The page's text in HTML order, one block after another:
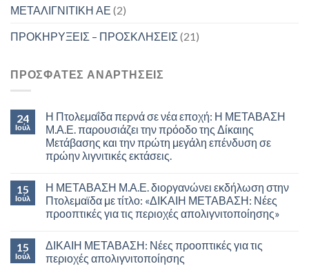
ΜΕΤΑΛΙΓΝΙΤΙΚΗ ΑΕ (2)
ΠΡΟΚΗΡΥΞΕΙΣ – ΠΡΟΣΚΛΗΣΕΙΣ (21)
ΠΡΟΣΦΑΤΕΣ ΑΝΑΡΤΗΣΕΙΣ
24
Ιούλ
Η Πτολεμαΐδα περνά σε νέα εποχή: Η ΜΕΤΑΒΑΣΗ
Μ.Α.Ε. παρουσιάζει την πρόοδο της Δίκαιης
Μετάβασης και την πρώτη μεγάλη επένδυση σε
πρώην λιγνιτικές εκτάσεις.
15
Ιούλ
Η ΜΕΤΑΒΑΣΗ Μ.Α.Ε. διοργανώνει εκδήλωση στην
Πτολεμαϊδα με τίτλο: «ΔΙΚΑΙΗ ΜΕΤΑΒΑΣΗ: Νέες
προοπτικές για τις περιοχές απολιγνιτοποίησης»
15
Ιούλ
ΔΙΚΑΙΗ ΜΕΤΑΒΑΣΗ: Νέες προοπτικές για τις
περιοχές απολιγνιτοποίησης